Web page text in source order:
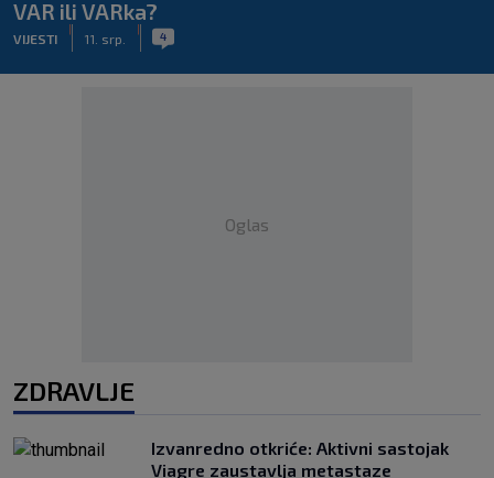
VAR ili VARka?
VIJESTI 11. srp. 4
Oglas
ZDRAVLJE
Izvanredno otkriće: Aktivni sastojak
Viagre zaustavlja metastaze